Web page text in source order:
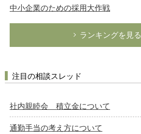
中小企業のための採用大作戦
ランキングを見る
注目の相談スレッド
社内親睦会 積立金について
通勤手当の考え方について